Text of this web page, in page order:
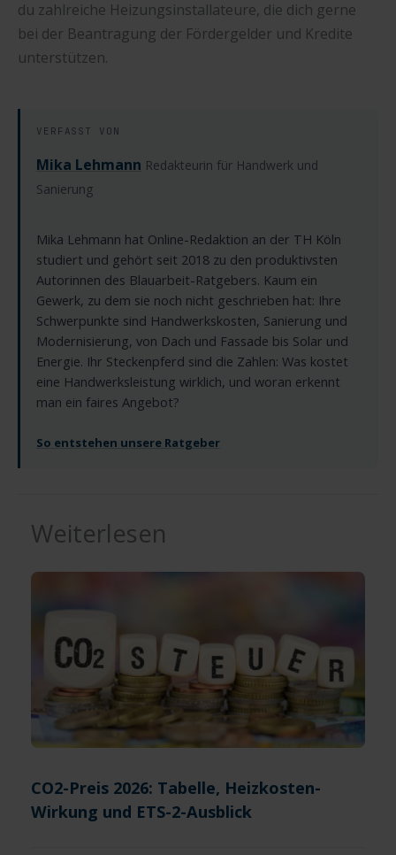
du zahlreiche Heizungsinstallateure, die dich gerne
bei der Beantragung der Fördergelder und Kredite
unterstützen.
VERFASST VON
Mika Lehmann Redakteurin für Handwerk und
Sanierung
Mika Lehmann hat Online-Redaktion an der TH Köln
studiert und gehört seit 2018 zu den produktivsten
Autorinnen des Blauarbeit-Ratgebers. Kaum ein
Gewerk, zu dem sie noch nicht geschrieben hat: Ihre
Schwerpunkte sind Handwerkskosten, Sanierung und
Modernisierung, von Dach und Fassade bis Solar und
Energie. Ihr Steckenpferd sind die Zahlen: Was kostet
eine Handwerksleistung wirklich, und woran erkennt
man ein faires Angebot?
So entstehen unsere Ratgeber
Weiterlesen
CO2-Preis 2026: Tabelle, Heizkosten-
Wirkung und ETS-2-Ausblick